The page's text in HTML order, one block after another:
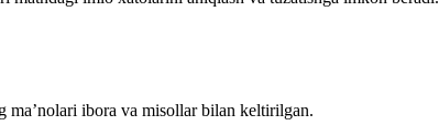
ibora va misollar bilan keltirilgan.